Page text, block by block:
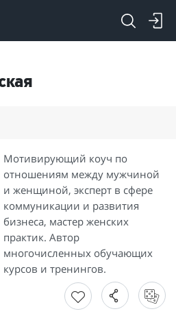
Мотивирующий коуч по
отношениям между мужчиной
и женщиной, эксперт в сфере
коммуникации и развития
бизнеса, мастер женских
практик. Автор
многочисленных обучающих
курсов и тренингов.